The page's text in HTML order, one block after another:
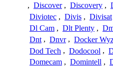
, Discover , Discovery ,
Diviotec , Divis , Divisat
Dl Cam , Dlt Plenty ,
Dnt , Dnvr , Docker
Dod Tech , Dodocool ,
Domecam , Domintell ,